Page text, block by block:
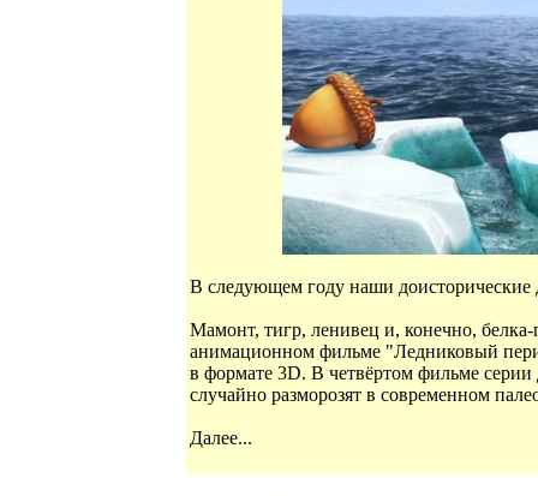
В следующем году наши доисторические
Мамонт, тигр, ленивец и, конечно,
анимационном фильме "Ледниковый
в формате 3D. В четвёртом фильме
случайно разморозят в современном
Далее...